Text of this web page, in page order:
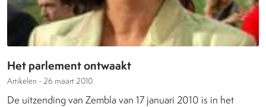
Het parlement ontwaakt
Artikelen - 26 maart 2010
De uitzending van Zembla van 17 januari 2010 is in het